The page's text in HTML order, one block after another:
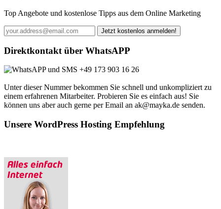
Top Angebote und kostenlose Tipps aus dem Online Marketing
Direktkontakt über WhatsAPP
+49 173 903 16 26
Unter dieser Nummer bekommen Sie schnell und unkompliziert zu
einem erfahrenen Mitarbeiter. Probieren Sie es einfach aus! Sie
können uns aber auch gerne per Email an ak@mayka.de senden.
Unsere WordPress Hosting Empfehlung